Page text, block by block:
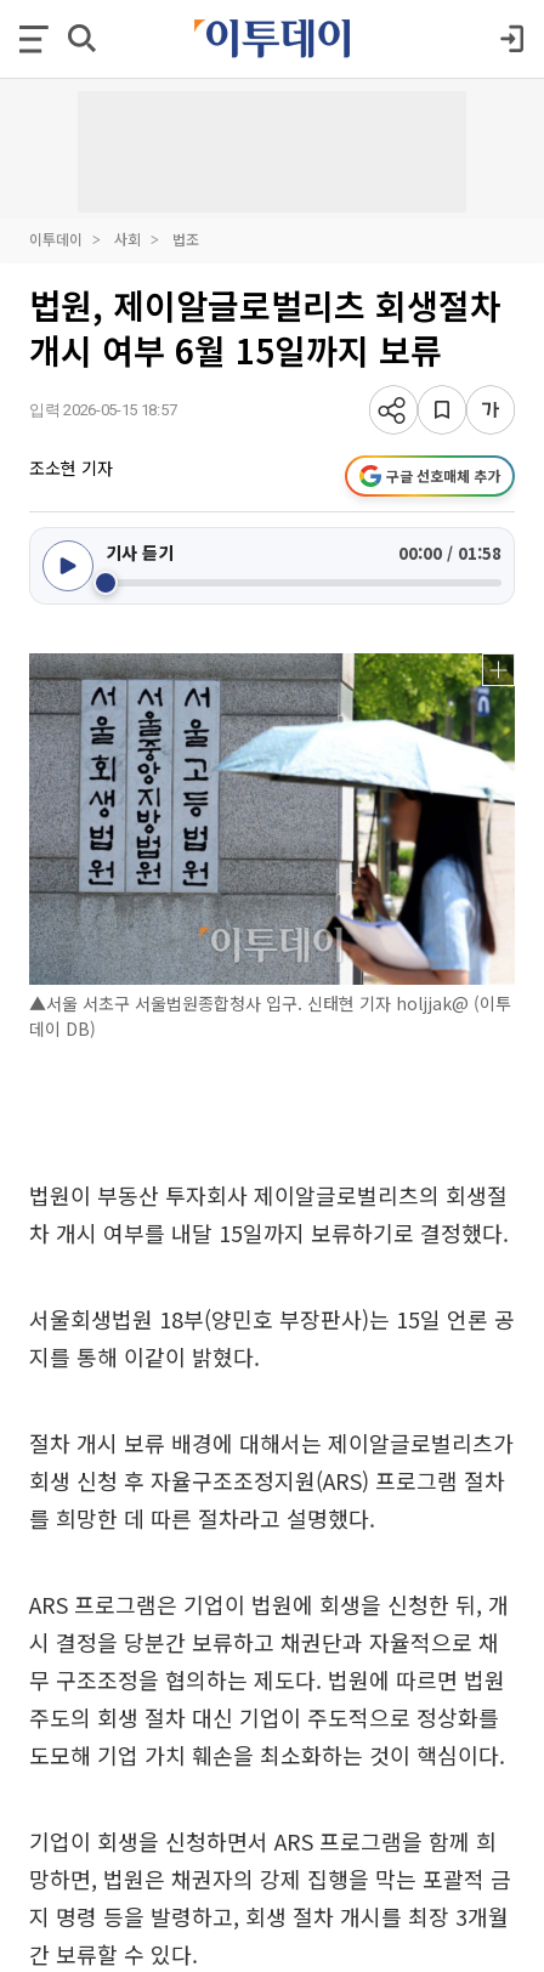
이투데이 사회 법조
법원, 제이알글로벌리츠 회생절차
개시 여부 6월 15일까지 보류
입력 2026-05-15 18:57
조소현 기자 구글 선호매체 추가
기사 듣기 00:00 / 01:58
▲서울 서초구 서울법원종합청사 입구. 신태현 기자 holjjak@ (이투
데이 DB)
법원이 부동산 투자회사 제이알글로벌리츠의 회생절
차 개시 여부를 내달 15일까지 보류하기로 결정했다.
서울회생법원 18부(양민호 부장판사)는 15일 언론 공
지를 통해 이같이 밝혔다.
절차 개시 보류 배경에 대해서는 제이알글로벌리츠가
회생 신청 후 자율구조조정지원(ARS) 프로그램 절차
를 희망한 데 따른 절차라고 설명했다.
ARS 프로그램은 기업이 법원에 회생을 신청한 뒤, 개
시 결정을 당분간 보류하고 채권단과 자율적으로 채
무 구조조정을 협의하는 제도다. 법원에 따르면 법원
주도의 회생 절차 대신 기업이 주도적으로 정상화를
도모해 기업 가치 훼손을 최소화하는 것이 핵심이다.
기업이 회생을 신청하면서 ARS 프로그램을 함께 희
망하면, 법원은 채권자의 강제 집행을 막는 포괄적 금
지 명령 등을 발령하고, 회생 절차 개시를 최장 3개월
간 보류할 수 있다.